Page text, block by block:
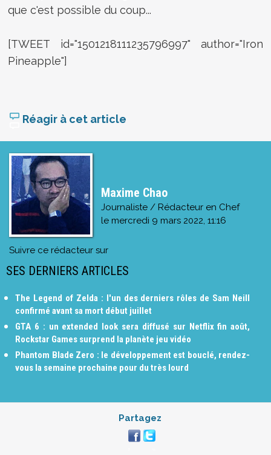
que c'est possible du coup...
[TWEET id="1501218111235796997" author="Iron
Pineapple"]
Réagir à cet article
Maxime Chao
Journaliste / Rédacteur en Chef
le mercredi 9 mars 2022, 11:16
Suivre ce rédacteur sur
SES DERNIERS ARTICLES
The Legend of Zelda : l'un des derniers rôles de Sam Neill
confirmé avant sa mort début juillet
GTA 6 : un extended look sera diffusé sur Netflix fin août,
Rockstar Games surprend la planète jeu vidéo
Phantom Blade Zero : le développement est bouclé, rendez-
vous la semaine prochaine pour du très lourd
Partagez